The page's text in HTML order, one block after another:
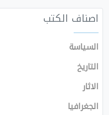
اصناف الكتب
السياسة
التاريخ
الاثار
الجغرافيا